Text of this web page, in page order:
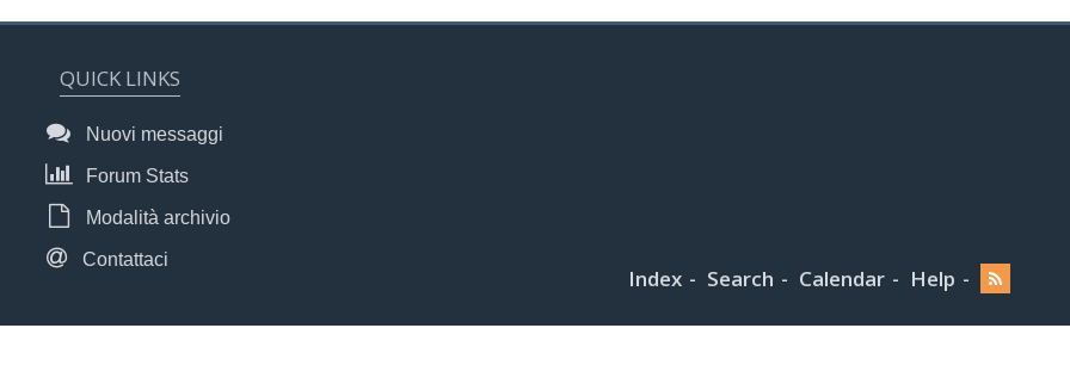
QUICK LINKS
Nuovi messaggi
Forum Stats
Modalità archivio
Contattaci
Index Search Calendar Help